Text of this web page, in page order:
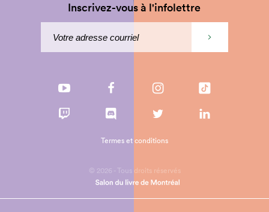
Inscrivez-vous à l'infolettre
© 2026 - Tous droits réservés
Termes et conditions